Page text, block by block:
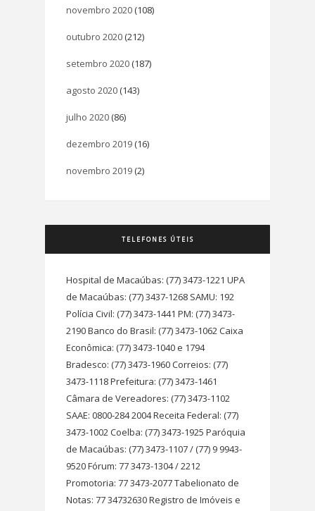
novembro 2020 (108)
outubro 2020 (212)
setembro 2020 (187)
agosto 2020 (143)
julho 2020 (86)
dezembro 2019 (16)
novembro 2019 (2)
TELEFONES ÚTEIS
Hospital de Macaúbas: (77) 3473-1221 UPA
de Macaúbas: (77) 3437-1268 SAMU: 192
Polícia Civil: (77) 3473-1441 PM: (77) 3473-
2190 Banco do Brasil: (77) 3473-1062 Caixa
Econômica: (77) 3473-1040 e 1794
Bradesco: (77) 3473-1960 Correios: (77)
3473-1118 Prefeitura: (77) 3473-1461
Câmara de Vereadores: (77) 3473-1102
SAAE: 0800-284 2004 Receita Federal: (77)
3473-1002 Coelba: (77) 3473-1925 Paróquia
de Macaúbas: (77) 3473-1107 / (77) 9 9943-
9520 Fórum: 77 3473-1304 / 2212
Promotoria: 77 3473-2077 Tabelionato de
Notas: 77 34732630 Registro de Imóveis e